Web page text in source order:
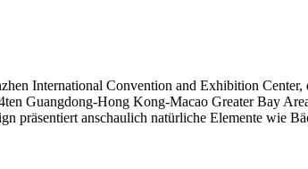
International Convention and Exhibition
Guangdong-Hong Kong-Macao Greater Bay
präsentiert anschaulich natürliche Elemente wie